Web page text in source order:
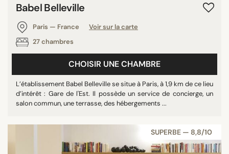
Babel Belleville
Paris — France
Voir sur la carte
27 chambres
CHOISIR UNE CHAMBRE
L’établissement Babel Belleville se situe à Paris, à 1,9 km de ce lieu
d’intérêt : Gare de l'Est. Il possède un service de concierge, un
salon commun, une terrasse, des hébergements ...
SUPERBE — 8,8/10